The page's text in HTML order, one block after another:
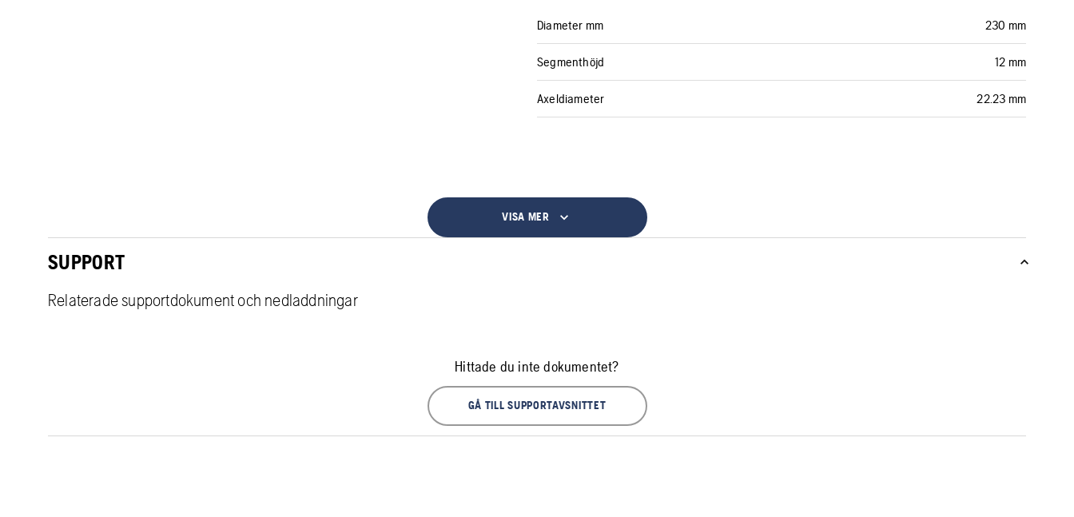
Diameter mm 230 mm
Segmenthöjd 12 mm
Axeldiameter 22.23 mm
VISA MER
SUPPORT
Relaterade supportdokument och nedladdningar
Hittade du inte dokumentet?
GÅ TILL SUPPORTAVSNITTET